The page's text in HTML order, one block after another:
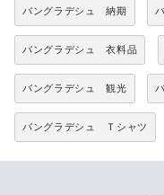
バングラデシュ 納期
バングラデシュ 衣料品
バングラデシュ 観光
バングラデシュ Ｔシャツ